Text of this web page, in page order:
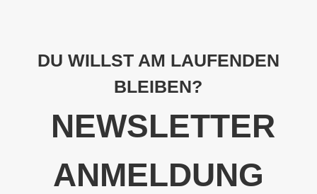
DU WILLST AM LAUFENDEN
BLEIBEN?
NEWSLETTER
ANMELDUNG